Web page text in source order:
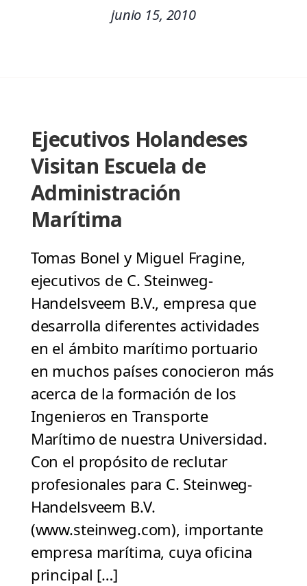
junio 15, 2010
Ejecutivos Holandeses
Visitan Escuela de
Administración
Marítima
Tomas Bonel y Miguel Fragine,
ejecutivos de C. Steinweg-
Handelsveem B.V., empresa que
desarrolla diferentes actividades
en el ámbito marítimo portuario
en muchos países conocieron más
acerca de la formación de los
Ingenieros en Transporte
Marítimo de nuestra Universidad.
Con el propósito de reclutar
profesionales para C. Steinweg-
Handelsveem B.V.
(www.steinweg.com), importante
empresa marítima, cuya oficina
principal […]